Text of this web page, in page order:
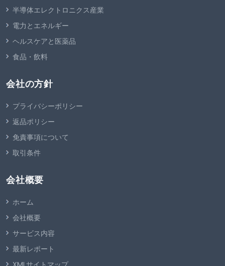
半導体エレクトロニクス産業
電力とエネルギー
ヘルスケアと医薬品
食品・飲料
会社の方針
プライバシーポリシー
返品ポリシー
免責事項について
取引条件
会社概要
ホーム
会社概要
サービス内容
最新レポート